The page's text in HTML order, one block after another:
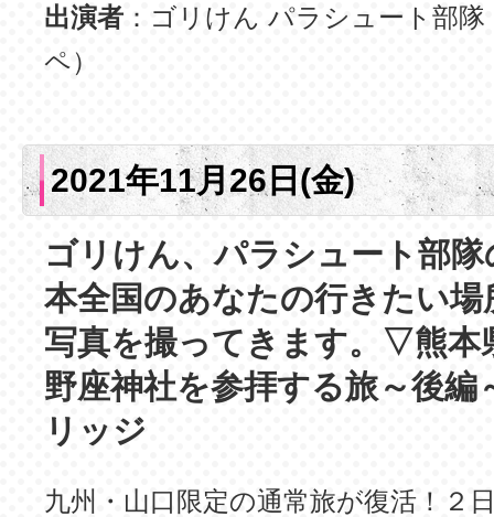
出演者 ：ゴリけん パラシュート部
ペ）
2021年11月26日(金)
ゴリけん、パラシュート部
本全国のあなたの行きたい場
写真を撮ってきます。▽熊本
野座神社を参拝する旅～後
リッジ
九州・山口限定の通常旅が復活！２